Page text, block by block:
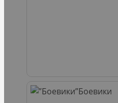
Боевики